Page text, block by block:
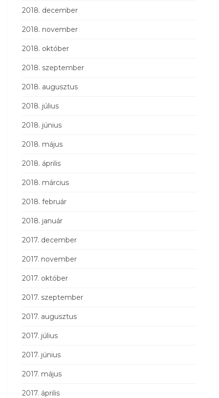
2018. december
2018. november
2018. október
2018. szeptember
2018. augusztus
2018. július
2018. június
2018. május
2018. április
2018. március
2018. február
2018. január
2017. december
2017. november
2017. október
2017. szeptember
2017. augusztus
2017. július
2017. június
2017. május
2017. április